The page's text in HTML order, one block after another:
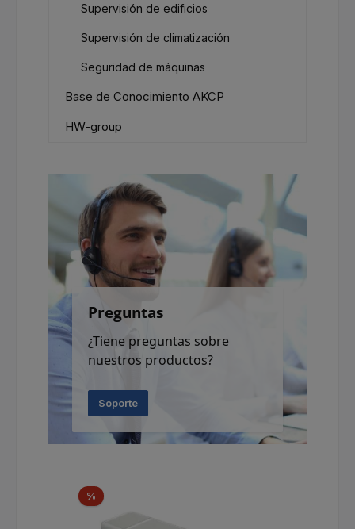
Supervisión de edificios
Supervisión de climatización
Seguridad de máquinas
Base de Conocimiento AKCP
HW-group
Preguntas
¿Tiene preguntas sobre
nuestros productos?
Soporte
%Descuento